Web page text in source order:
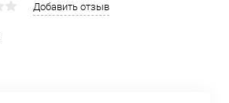
Добавить отзыв